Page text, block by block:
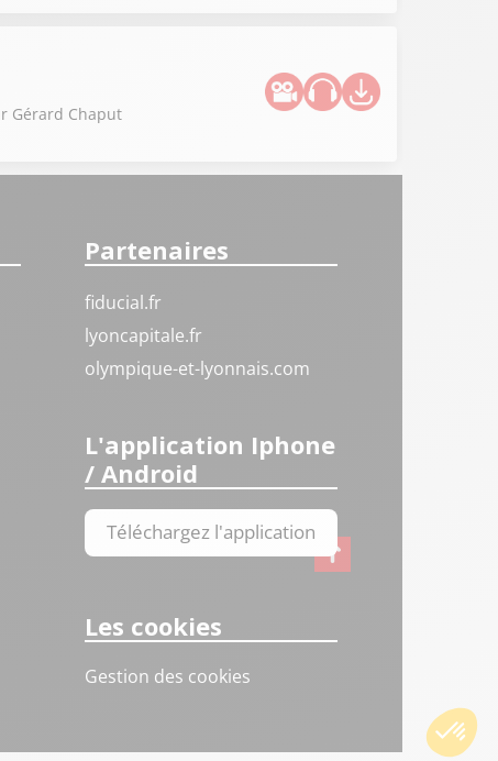
Gérard Chaput
Partenaires
fiducial.fr
lyoncapitale.fr
olympique-et-lyonnais.com
L'application Iphone
/ Android
Téléchargez l'application
Les cookies
Gestion des cookies